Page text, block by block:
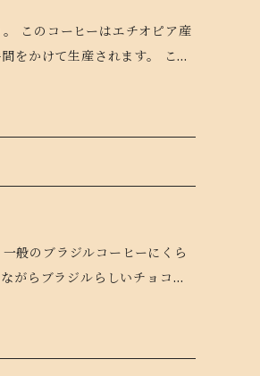
、つまり、最高品質のジェヌ
デ農園は、アンティグアの中
をかけて生産されます。 この
がらブラジルらしいチョコや